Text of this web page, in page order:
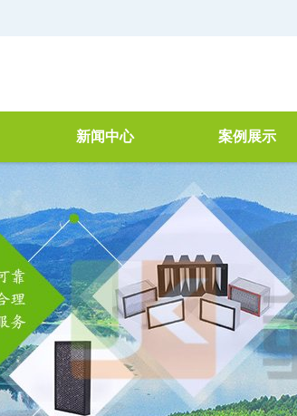
新闻中心
行业新闻
案例展示
VOC治理
废水处理案例